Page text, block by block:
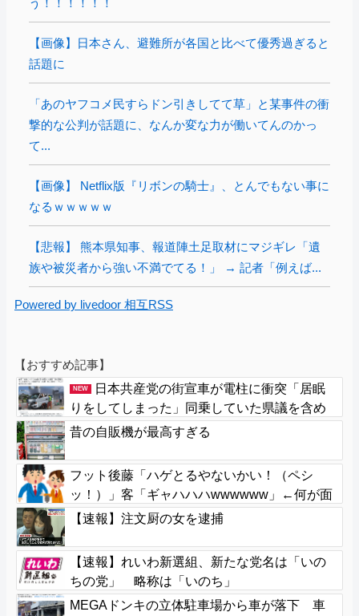
【画像】日本さん、避難所が各国と比べて優秀過ぎると
話題に
「あのヤフコメ民すらドン引きしてて草」と某事件の衝
撃的な公判が話題に、なんか変な力が働いてんのかっ
て...
【画像】 Netflix版『リボンの騎士』、とんでもない事に
なるｗｗｗｗｗ
【悲報】 熊本県知事、報道陣土足取材にマジギレ「遺
族や被災者から強い不満でてる！」 → 記者「例えば...
Powered by livedoor 相互RSS
【おすすめ記事】
NEW
日本共産党の街宣車が電柱に衝突「居眠
りをしてしまった」同乗していた県議を含め
男女3人重傷
昔の自販機が最高すぎる
フット後藤「ハゲとるやないかい！（ペシ
ッ！）」客「ギャハハハwwwwww」←何が面
白いの？
【速報】注文厨の女を逮捕
【速報】れいわ新選組、新たな党名は「いの
ちの党」 略称は「いのち」
MEGAドンキの立体駐車場から車が落下 車